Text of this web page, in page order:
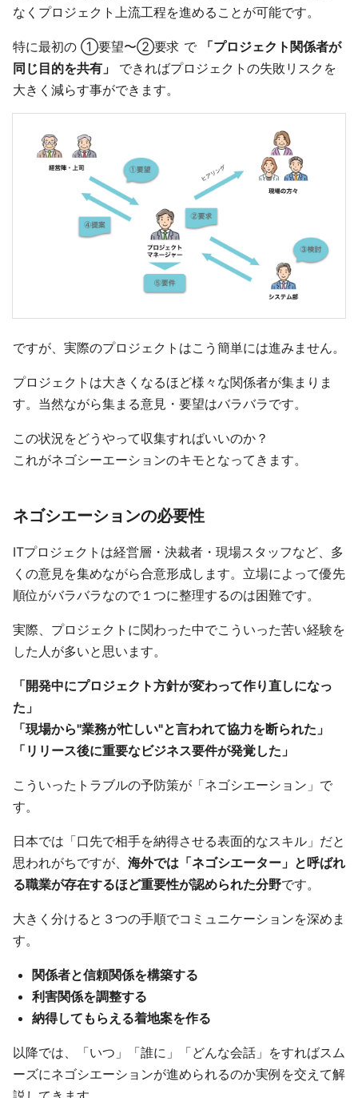
なくプロジェクト上流工程を進めることが可能です。
特に最初の ①要望〜②要求 で
「プロジェクト関係者が
同じ目的を共有」
できればプロジェクトの失敗リスクを
大きく減らす事ができます。
ですが、実際のプロジェクトはこう簡単には進みません。
プロジェクトは大きくなるほど様々な関係者が集まりま
す。当然ながら集まる意見・要望はバラバラです。
この状況をどうやって収集すればいいのか？
これがネゴシーエーションのキモとなってきます。
ネゴシエーションの必要性
ITプロジェクトは経営層・決裁者・現場スタッフなど、多
くの意見を集めながら合意形成します。立場によって優先
順位がバラバラなので１つに整理するのは困難です。
実際、プロジェクトに関わった中でこういった苦い経験を
した人が多いと思います。
「開発中にプロジェクト方針が変わって作り直しになっ
た」
「現場から"業務が忙しい"と言われて協力を断られた」
「リリース後に重要なビジネス要件が発覚した」
こういったトラブルの予防策が「ネゴシエーション」で
す。
日本では「口先で相手を納得させる表面的なスキル」だと
思われがちですが、 海外では「ネゴシエーター」と呼ばれ
る職業が存在するほど重要性が認められた分野です。
大きく分けると３つの手順でコミュニケーションを深めま
す。
関係者と信頼関係を構築する
利害関係を調整する
納得してもらえる着地案を作る
以降では、「いつ」「誰に」「どんな会話」をすればスム
ーズにネゴシエーションが進められるのか実例を交えて解